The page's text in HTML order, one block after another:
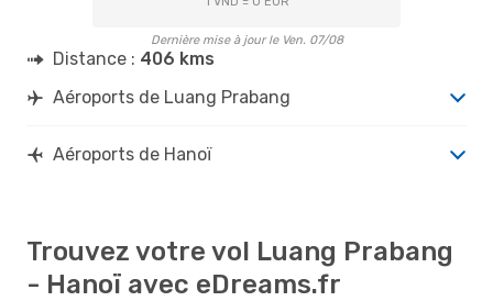
Dernière mise à jour le Ven. 07/08
Distance : 406 kms
Aéroports de Luang Prabang
Aéroports de Hanoï
Trouvez votre vol Luang Prabang
- Hanoï avec eDreams.fr